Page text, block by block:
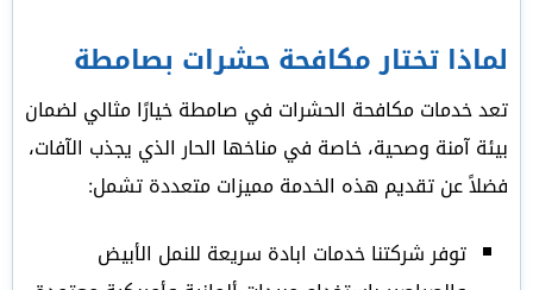
لماذا تختار مكافحة حشرات بصامطة
تعد خدمات مكافحة الحشرات في صامطة خيارًا مثالي لضمان
بيئة آمنة وصحية، خاصة في مناخها الحار الذي يجذب الآفات،
فضلاً عن تقديم هذه الخدمة مميزات متعددة تشمل:
توفر شركتنا خدمات ابادة سريعة للنمل الأبيض